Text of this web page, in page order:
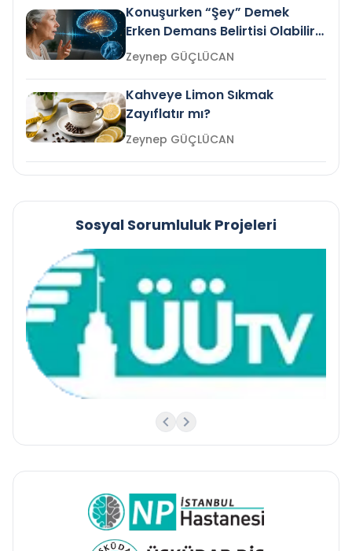
Konuşurken “Şey” Demek
Erken Demans Belirtisi Olabilir
mi?
Zeynep GÜÇLÜCAN
Kahveye Limon Sıkmak
Zayıflatır mı?
Zeynep GÜÇLÜCAN
Sosyal Sorumluluk Projeleri